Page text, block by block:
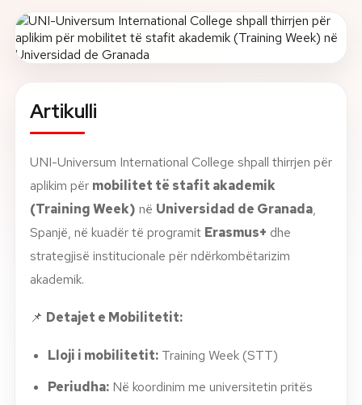
Lajme
GJUHA
HYR
UMS Staff
UMS Students
Artikulli
UNI-Universum International College shpall thirrjen për
aplikim për mobilitet të stafit akademik
(Training Week) në Universidad de Granada,
Spanjë, në kuadër të programit Erasmus+ dhe
strategjisë institucionale për ndërkombëtarizim
akademik.
📌 Detajet e Mobilitetit:
Lloji i mobilitetit: Training Week (STT)
Periudha: Në koordinim me universitetin pritës